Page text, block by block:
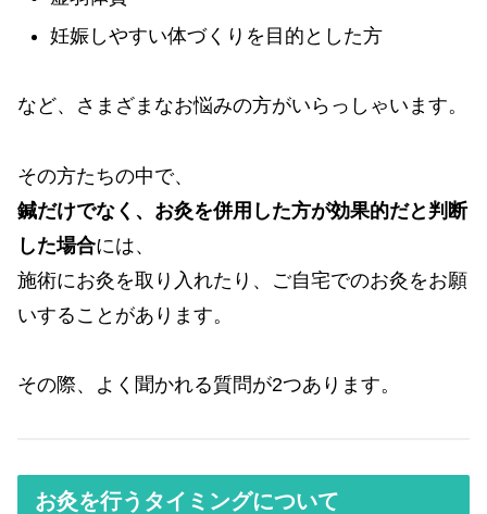
妊娠しやすい体づくりを目的とした方
など、さまざまなお悩みの方がいらっしゃいます。
その方たちの中で、
鍼だけでなく、お灸を併用した方が効果的だと判断
した場合には、
施術にお灸を取り入れたり、ご自宅でのお灸をお願
いすることがあります。
その際、よく聞かれる質問が2つあります。
お灸を行うタイミングについて